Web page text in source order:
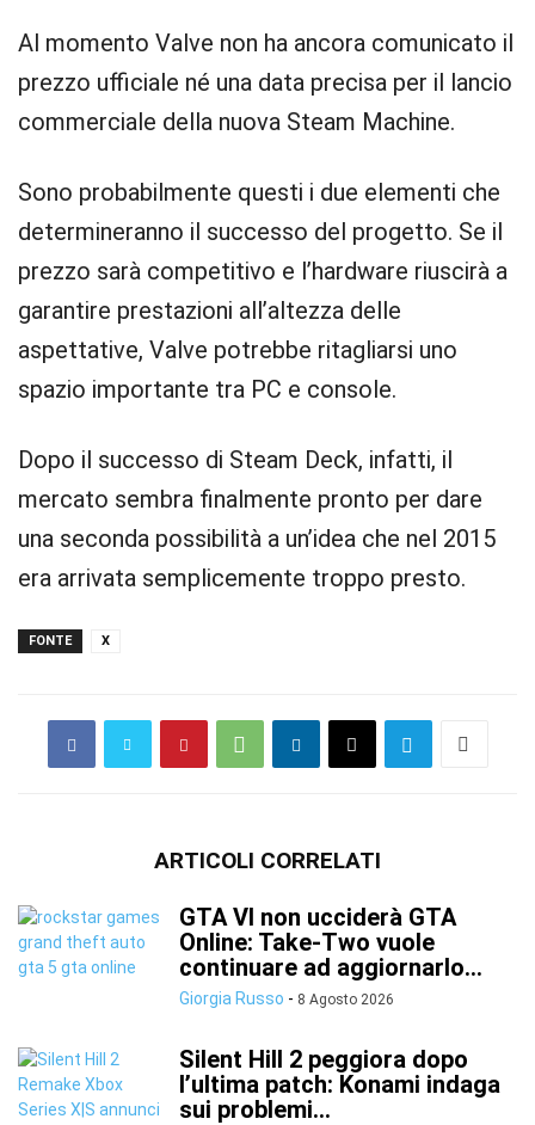
Al momento Valve non ha ancora comunicato il
prezzo ufficiale né una data precisa per il lancio
commerciale della nuova Steam Machine.
Sono probabilmente questi i due elementi che
determineranno il successo del progetto. Se il
prezzo sarà competitivo e l’hardware riuscirà a
garantire prestazioni all’altezza delle
aspettative, Valve potrebbe ritagliarsi uno
spazio importante tra PC e console.
Dopo il successo di Steam Deck, infatti, il
mercato sembra finalmente pronto per dare
una seconda possibilità a un’idea che nel 2015
era arrivata semplicemente troppo presto.
FONTE X
ARTICOLI CORRELATI
GTA VI non ucciderà GTA
Online: Take-Two vuole
continuare ad aggiornarlo...
Giorgia Russo - 8 Agosto 2026
Silent Hill 2 peggiora dopo
l’ultima patch: Konami indaga
sui problemi...